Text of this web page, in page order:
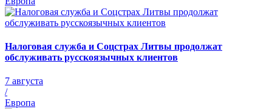
Налоговая служба и Соцстрах Литвы продолжат
обслуживать русскоязычных клиентов
7 августа
/
Европа